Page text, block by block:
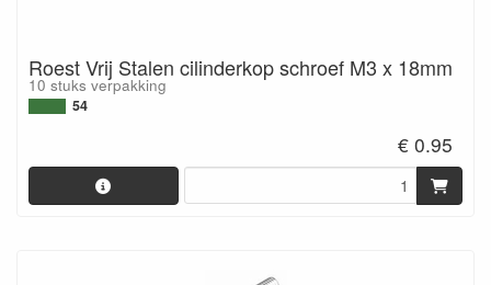
Roest Vrij Stalen cilinderkop schroef M3 x 18mm
10 stuks verpakking
54
€ 0.95